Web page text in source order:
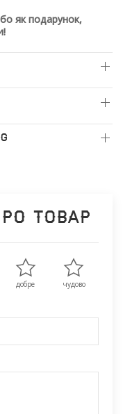
як подарунок,
товар
добре чудово